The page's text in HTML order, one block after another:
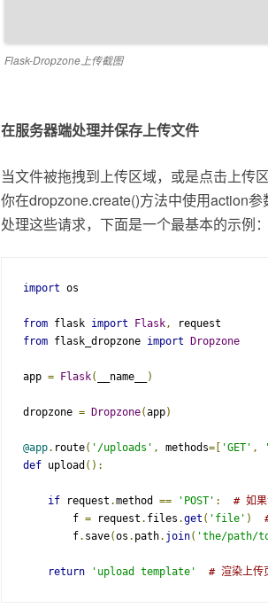
Flask-Dropzone上传截图
在服务器端处理并保存上传文件
当文件被拖拽到上传区域，或是点击上传
你在dropzone.create()方法中使用action
处理这些请求，下面是一个最基本的示例：
import os
from flask import Flask,
from flask_dropzone import Dropzone
app = Flask( __name__ )
dropzone = Dropzone(app)
@app. route( '/uploads' , methods=[ 'GET' ,
def upload ():
if request .method == 'POST' :
# 如果
        f
= request . files .get ( 'file' )
        f
. save(os . path. join( 'the/path/
return 'upload template' # 渲染上传